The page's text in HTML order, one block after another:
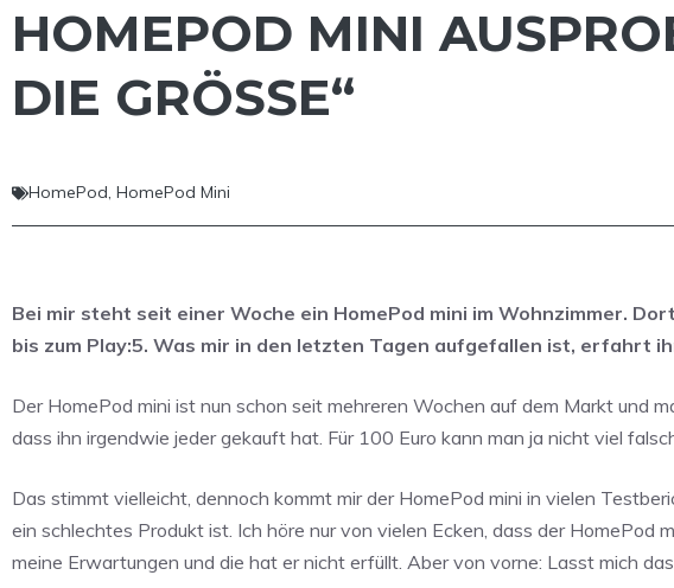
HOMEPOD MINI
DIE GRÖSSE“
HomePod, HomePod Mini
Bei mir steht seit einer Woche ein HomePod mini im Wohnzimmer.
bis zum Play:5. Was mir in den letzten Tagen aufgefallen ist, erfahrt
Der HomePod mini ist nun schon seit mehreren Wochen auf dem Markt und
dass ihn irgendwie jeder gekauft hat. Für 100 Euro kann man ja nicht viel
Das stimmt vielleicht, dennoch kommt mir der HomePod mini in vielen
ein schlechtes Produkt ist. Ich höre nur von vielen Ecken, dass der HomePod
meine Erwartungen und die hat er nicht erfüllt. Aber von vorne: Lasst mich